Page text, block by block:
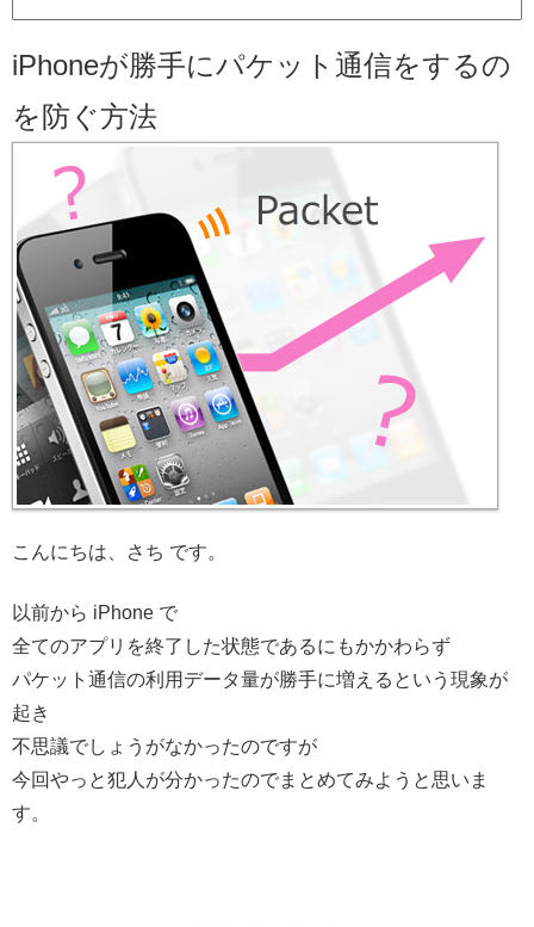
iPhoneが勝手にパケット通信をするの
を防ぐ方法
こんにちは、さち です。
以前から iPhone で
全てのアプリを終了した状態であるにもかかわらず
パケット通信の利用データ量が勝手に増えるという現象が
起き
不思議でしょうがなかったのですが
今回やっと犯人が分かったのでまとめてみようと思いま
す。